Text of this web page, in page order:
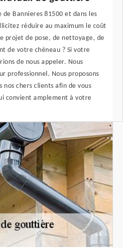
de Bannieres 81500 et dans les
réduire au maximum le coût
projet de pose, de nettoyage, de
de votre chéneau ? Si votre
de nous appeler. Nous
professionnel. Nous proposons
chers clients afin de vous
convient amplement à votre